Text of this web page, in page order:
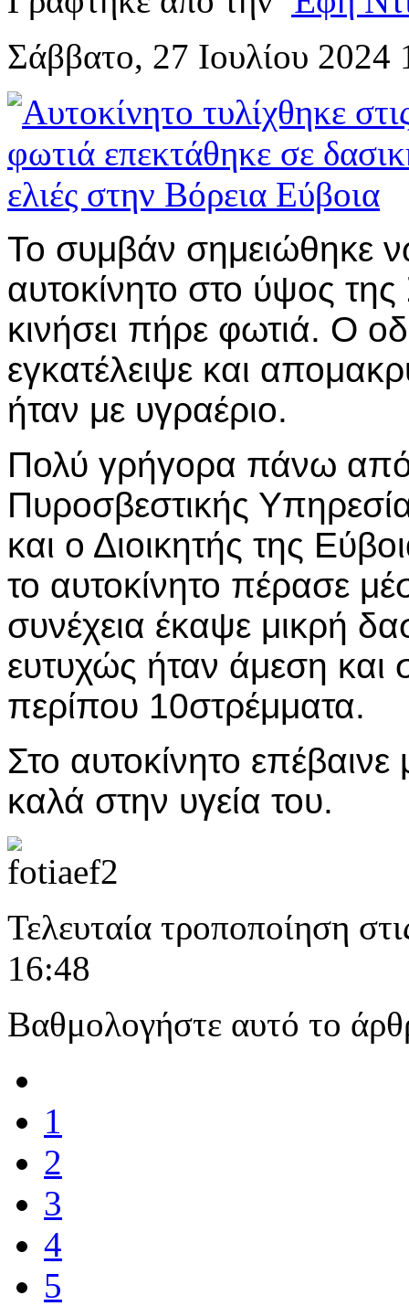
Σάββατο, 27 Ιουλίου 2024
Το συμβάν σημειώθηκε
αυτοκίνητο στο ύψος
κινήσει πήρε φωτιά. Ο
εγκατέλειψε και
ήταν με υγραέριο.
Πολύ γρήγορα πάνω
Πυροσβεστικής
και ο Διοικητής της
το αυτοκίνητο πέρασε
συνέχεια έκαψε μικρή
ευτυχώς ήταν άμεση και
περίπου 10στρέμματα.
Στο αυτοκίνητο
καλά στην υγεία του.
Τελευταία τροποποίηση
16:48
Βαθμολογήστε αυτό το
1
2
3
4
5